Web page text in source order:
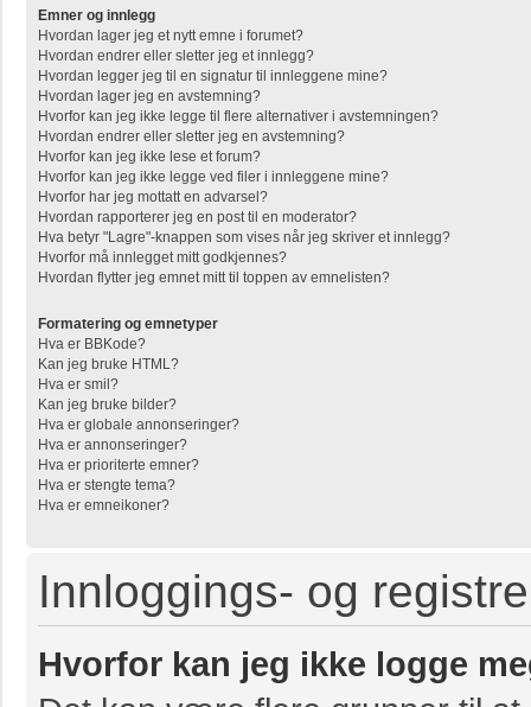
Emner og innlegg
Hvordan lager jeg et nytt emne i forumet?
Hvordan endrer eller sletter jeg et innlegg?
Hvordan legger jeg til en signatur til innleggene mine?
Hvordan lager jeg en avstemning?
Hvorfor kan jeg ikke legge til flere alternativer i avstemningen?
Hvordan endrer eller sletter jeg en avstemning?
Hvorfor kan jeg ikke lese et forum?
Hvorfor kan jeg ikke legge ved filer i innleggene mine?
Hvorfor har jeg mottatt en advarsel?
Hvordan rapporterer jeg en post til en moderator?
Hva betyr "Lagre"-knappen som vises når jeg skriver et innlegg?
Hvorfor må innlegget mitt godkjennes?
Hvordan flytter jeg emnet mitt til toppen av emnelisten?
Formatering og emnetyper
Hva er BBKode?
Kan jeg bruke HTML?
Hva er smil?
Kan jeg bruke bilder?
Hva er globale annonseringer?
Hva er annonseringer?
Hva er prioriterte emner?
Hva er stengte tema?
Hva er emneikoner?
Innloggings- og
Hvorfor kan jeg ikke logge